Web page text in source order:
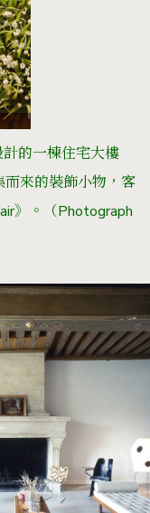
的一棟住宅大樓
來的裝飾小物，客
》。（Photograph